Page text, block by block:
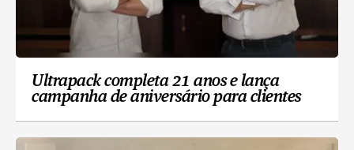
Ultrapack completa 21 anos e lança
campanha de aniversário para clientes